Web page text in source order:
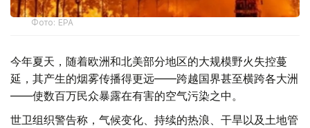
Фото: EPA
今年夏天，随着欧洲和北美部分地区的大规模野火失控蔓
延，其产生的烟雾传播得更远——跨越国界甚至横跨各大洲
——使数百万民众暴露在有害的空气污染之中。
世卫组织警告称，气候变化、持续的热浪、干旱以及土地管